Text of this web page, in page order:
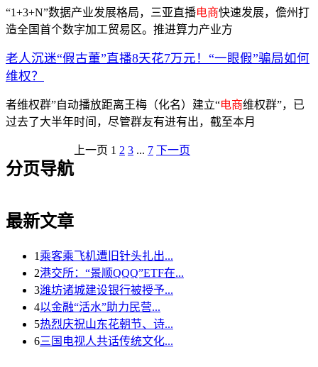
“1+3+N”数据产业发展格局，三亚直播电商快速发展，儋州打
造全国首个数字加工贸易区。推进算力产业方
老人沉迷“假古董”直播8天花7万元！“一眼假”骗局如何
维权？
者维权群”自动播放距离王梅（化名）建立“电商维权群”，已
过去了大半年时间，尽管群友有进有出，截至本月
分页导航
上一页 1 2 3 ... 7 下一页
最新文章
1 乘客乘飞机遭旧针头扎出...
2港交所：“景顺QQQ”ETF在...
3潍坊诸城建设银行被授予...
4以金融“活水”助力民营...
5热烈庆祝山东花朝节、诗...
6三国电视人共话传统文化...